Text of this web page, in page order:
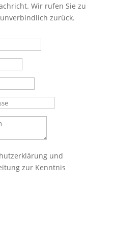
Wir rufen Sie zu
zurück.
und
zur Kenntnis